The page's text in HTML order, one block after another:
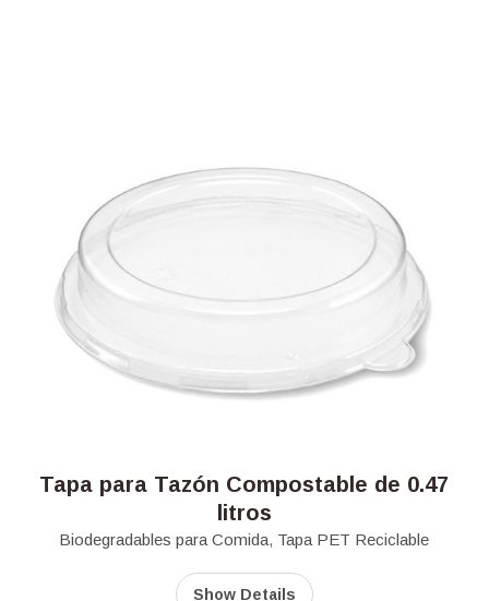
Tapa para Tazón Compostable de 0.47
litros
Biodegradables para Comida, Tapa PET Reciclable
Show Details